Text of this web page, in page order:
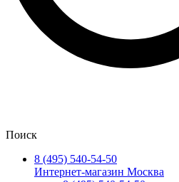
Поиск
8 (495) 540-54-50
Интернет-магазин Москва